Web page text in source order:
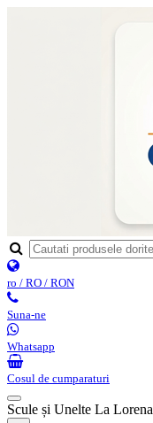
ro / RO / RON
Suna-ne
Whatsapp
Cosul de cumparaturi
Scule și Unelte La Lorena